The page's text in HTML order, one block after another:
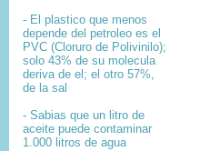
- El plastico que menos
depende del petroleo es el
PVC (Cloruro de Polivinilo);
solo 43% de su molecula
deriva de el; el otro 57%,
de la sal
- Sabias que un litro de
aceite puede contaminar
1.000 litros de agua